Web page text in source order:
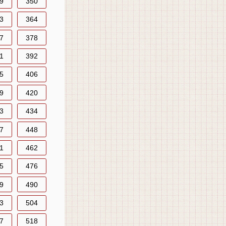
364
378
392
406
420
434
448
462
476
490
504
518